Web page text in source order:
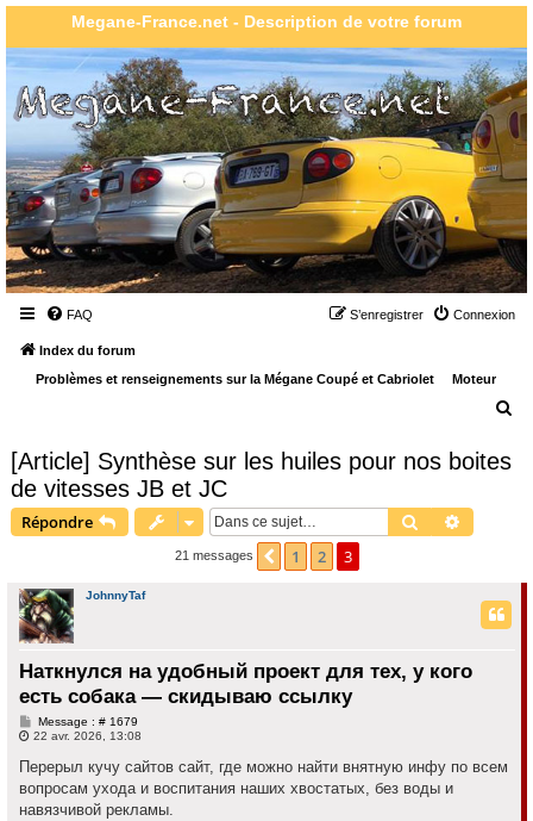
Megane-France.net - Description de votre forum
FAQ Connexion
S’enregistrer
Index du forum
Problèmes et renseignements sur la Mégane Coupé et Cabriolet
Moteur
[Article] Synthèse sur les huiles pour nos boites
de vitesses JB et JC
Répondre Rechercher
21 messages Précédente
1 2 3
JohnnyTaf
Наткнулся на удобный проект для тех, у кого
есть собака — скидываю ссылку
Message : # 1679M
e
s
g
e
22 avr. 2026, 13:08
Перерыл кучу сайтов сайт, где можно найти внятную инфу по всем
вопросам ухода и воспитания наших хвостатых, без воды и
навязчивой рекламы.